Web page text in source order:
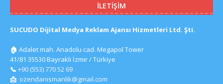
İLETIŞIM
SUCUDO Dijital Medya Reklam Ajansı Hizmetleri Ltd. Şti.
🏠 Adalet mah. Anadolu cad. Megapol Tower
41/81 35530 Bayraklı İzmir / Türkiye
📞 +90 (553) 770 52 69
📩 ozendanismanlik@gmail.com